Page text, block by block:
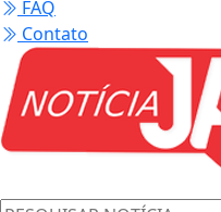
FAQ
Contato